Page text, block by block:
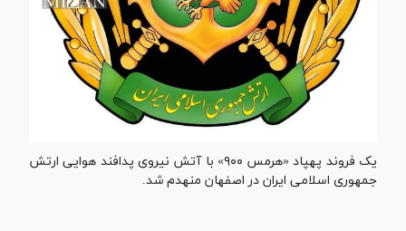
یک فروند پهپاد «هرمس ۹۰۰» با آتش نیروی پدافند هوایی ارتش
جمهوری اسلامی ایران در اصفهان منهدم شد.